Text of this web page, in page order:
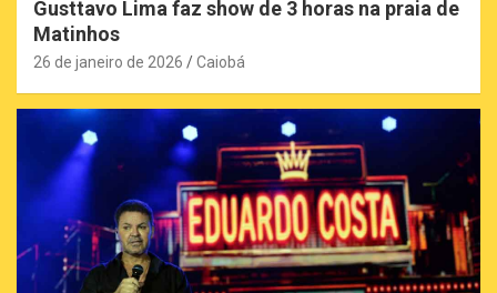
Gusttavo Lima faz show de 3 horas na praia de
Matinhos
26 de janeiro de 2026 Caiobá